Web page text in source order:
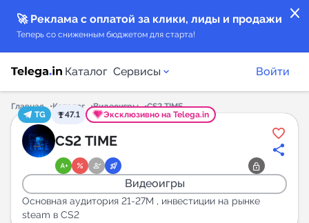
close
🚀 Реклама с оплатой за клики, лиды и продажи
Теперь со сниженным бюджетом для старта!
Каталог Сервисы
Каталог каналов
Каталог ботов
Горящие предложения
Войти
Главная Каталог Видеоигры
CS2 TIME
TG
47.1 Эксклюзивно на Telega.in
CS2 TIME
Видеоигры
Основная аудитория 21-27М , инвестиции на рынке
steam в CS2